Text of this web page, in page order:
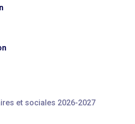
et sociales 2026-2027